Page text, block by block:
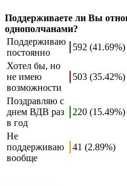
Поддерживаете ли Вы
однополчанами?
Поддерживаю
постоянно
592 (41.69%)
Хотел бы, но
не имею
возможности
503 (35.42%)
Поздравляю с
днем ВДВ раз
в год
220 (15.49%)
Не
поддерживаю
вообще
41 (2.89%)